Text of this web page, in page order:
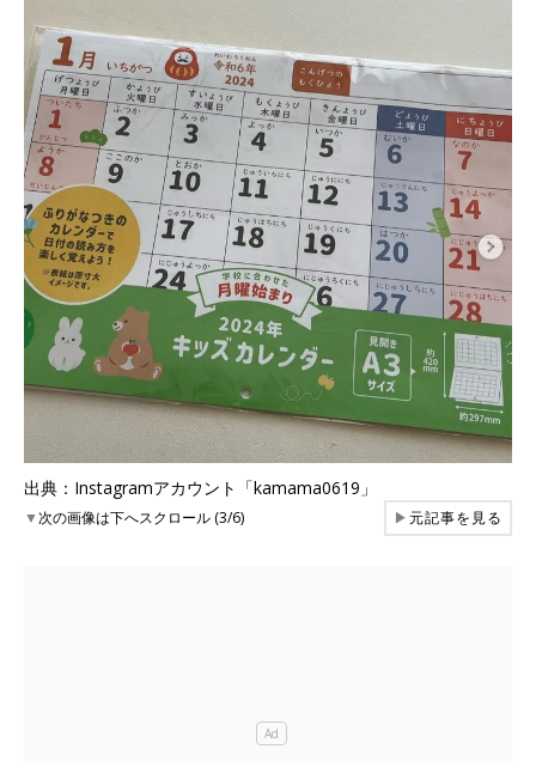
出典：Instagramアカウント「kamama0619」
▼次の画像は下へスクロール (3/6) ▶元記事を見る